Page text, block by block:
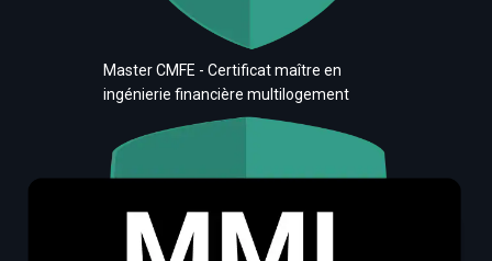
Master CMFE - Certificat maître en
ingénierie financière multilogement